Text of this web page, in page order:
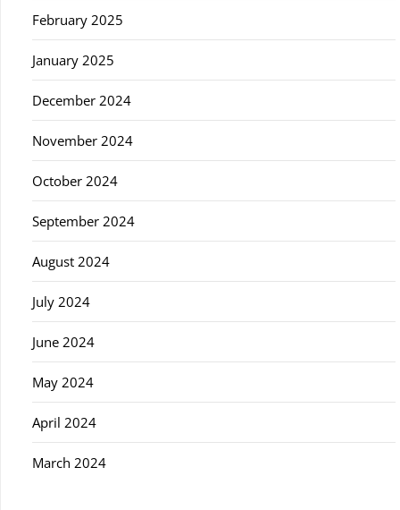
February 2025
January 2025
December 2024
November 2024
October 2024
September 2024
August 2024
July 2024
June 2024
May 2024
April 2024
March 2024